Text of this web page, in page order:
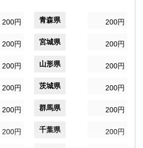
200円 青森県 200円
200円 宮城県 200円
200円 山形県 200円
200円 茨城県 200円
200円 群馬県 200円
200円 千葉県 200円